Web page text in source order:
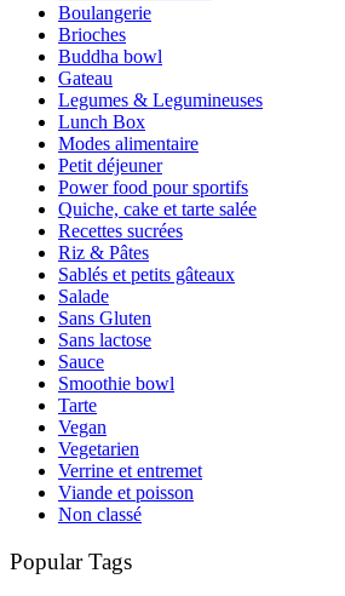
Boulangerie
Brioches
Buddha bowl
Gateau
Legumes & Legumineuses
Lunch Box
Modes alimentaire
Petit déjeuner
Power food pour sportifs
Quiche, cake et tarte salée
Recettes sucrées
Riz & Pâtes
Sablés et petits gâteaux
Salade
Sans Gluten
Sans lactose
Sauce
Smoothie bowl
Tarte
Vegan
Vegetarien
Verrine et entremet
Viande et poisson
Non classé
Popular Tags